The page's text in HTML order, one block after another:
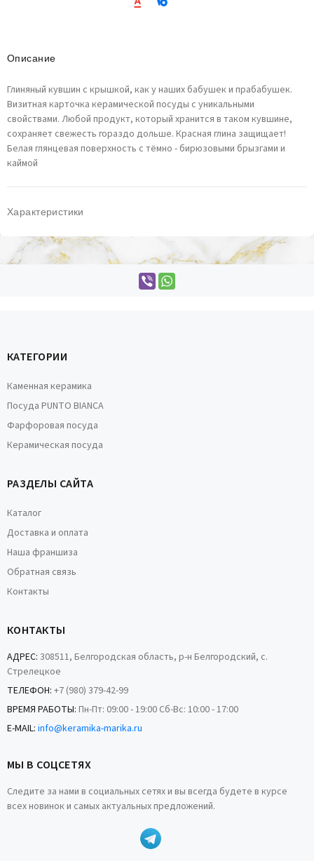
Описание
Глиняный кувшин с крышкой, как у наших бабушек и прабабушек.
Визитная карточка керамической посуды с уникальными
свойствами. Любой продукт, который хранится в таком кувшине,
сохраняет свежесть гораздо дольше. Красная глина защищает!
Белая глянцевая поверхность с тёмно - бирюзовыми брызгами и
каймой
Характеристики
КАТЕГОРИИ
Каменная керамика
Посуда PUNTO BIANCA
Фарфоровая посуда
Керамическая посуда
РАЗДЕЛЫ САЙТА
Каталог
Доставка и оплата
Наша франшиза
Обратная связь
Контакты
КОНТАКТЫ
АДРЕС: 308511, Белгородская область, р-н Белгородский, с.
Стрелецкое
ТЕЛЕФОН: +7 (980) 379-42-99
ВРЕМЯ РАБОТЫ: Пн-Пт: 09:00 - 19:00 Сб-Вс: 10:00 - 17:00
E-MAIL: info@keramika-marika.ru
МЫ В СОЦСЕТЯХ
Следите за нами в социальных сетях и вы всегда будете в курсе
всех новинок и самых актуальных предложений.